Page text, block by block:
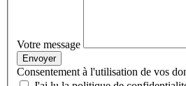
Votre message
Envoyer
Consentement à l'utilisation de vos